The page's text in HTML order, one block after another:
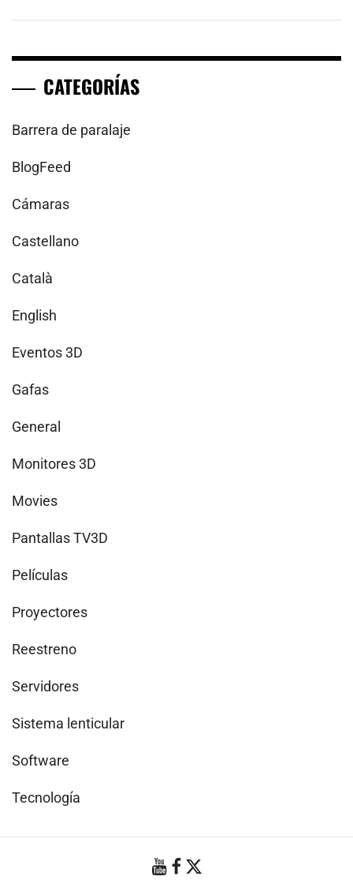
CATEGORÍAS
Barrera de paralaje
BlogFeed
Cámaras
Castellano
Català
English
Eventos 3D
Gafas
General
Monitores 3D
Movies
Pantallas TV3D
Películas
Proyectores
Reestreno
Servidores
Sistema lenticular
Software
Tecnología